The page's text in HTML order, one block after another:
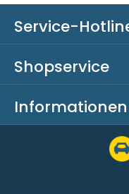
Service-
Shopservice
Informationen